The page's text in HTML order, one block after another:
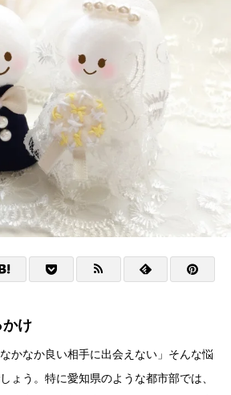
かけ
かなか良い相手に出会えない」そんな悩
ょう。特に愛知県のような都市部では、